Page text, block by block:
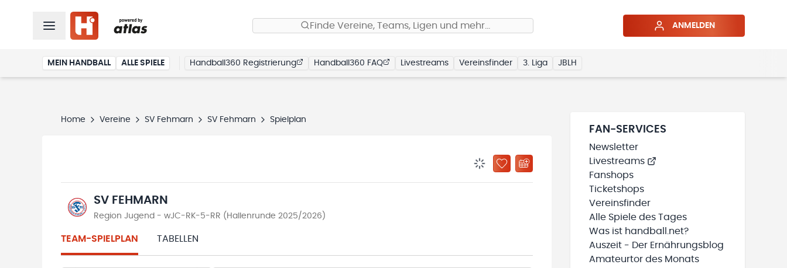
Finde Vereine, Teams, Ligen und mehr… ANMELDEN
MEIN HANDBALL ALLE SPIELE Handball360 Registrierung Handball360 FAQ Livestreams Vereinsfinder 3. Liga JBLH
Home Vereine SV Fehmarn SV Fehmarn Spielplan
BENACHRICHTIGUNGSSTATUS WIRD GELADEN
ZU „MEINE TEAMS“ HINZUFÜGEN
SV FEHMARN
Region Jugend - wJC-RK-5-RR (Hallenrunde 2025/2026)
TEAM-SPIELPLAN TABELLEN
FAN-SERVICES
Newsletter
Livestreams
Fanshops
Ticketshops
Vereinsfinder
Alle Spiele des Tages
Was ist handball.net?
Auszeit - Der Ernährungsblog
Amateurtor des Monats